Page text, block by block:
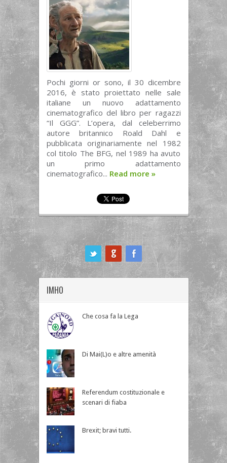
Pochi giorni or sono, il 30 dicembre
2016, è stato proiettato nelle sale
italiane un nuovo adattamento
cinematografico del libro per ragazzi
“Il GGG”. L’opera, dal celeberrimo
autore britannico Roald Dahl e
pubblicata originariamente nel 1982
col titolo The BFG, nel 1989 ha avuto
un primo adattamento
cinematografico... Read more »
IMHO
Che cosa fa la Lega
Di Mai(L)o e altre amenità
Referendum costituzionale e
scenari di fiaba
Brexit; bravi tutti.